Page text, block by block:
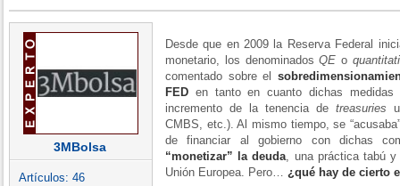
3MBolsa
Artículos: 46
Desde que en 2009 la Reserva Federal
monetario, los denominadosQE o
comentado sobre el
FED en tanto en cuanto dichas
incremento de la tenencia de treasuries
CMBS, etc.). Al mismo tiempo, se
de financiar al gobierno con dichas
“monetizar” la deuda, una práctica tabú
Unión Europea. Pero… ¿qué hay de cierto